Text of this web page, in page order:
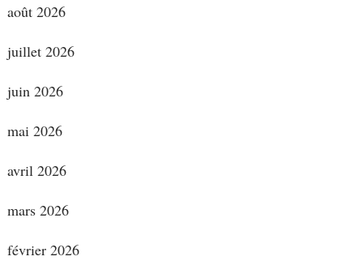
août 2026
juillet 2026
juin 2026
mai 2026
avril 2026
mars 2026
février 2026